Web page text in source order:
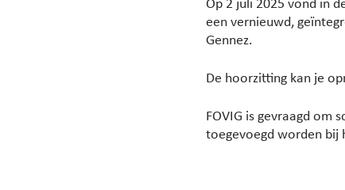
Op 2 juli 2025 vond in
een vernieuwd,
Gennez.
De hoorzitting kan je
FOVIG is gevraagd om
toegevoegd worden bij